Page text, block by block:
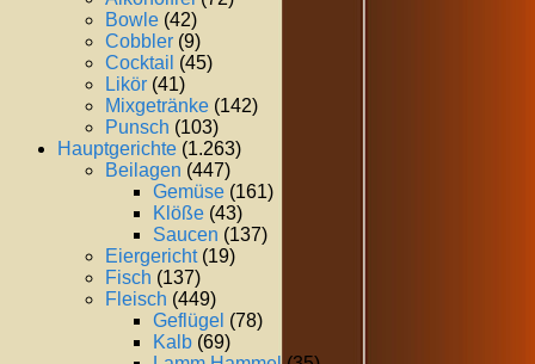
Bowle (42)
Cobbler (9)
Cocktail (45)
Likör (41)
Mixgetränke (142)
Punsch (103)
Hauptgerichte (1.263)
Beilagen (447)
Gemüse (161)
Klöße (43)
Saucen (137)
Eiergericht(19)
Fisch (137)
Fleisch (449)
Geflügel (78)
Kalb (69)